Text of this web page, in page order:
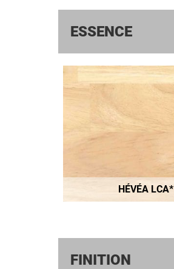
ESSENCE
HÉVÉA LCA*
FINITION